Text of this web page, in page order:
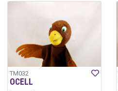
TM032
OCELL